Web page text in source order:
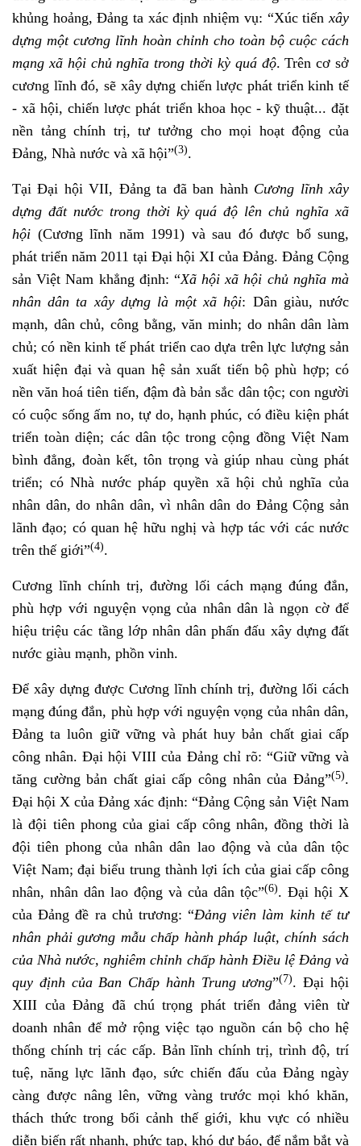
khủng hoảng, Đảng ta xác định nhiệm vụ: “Xúc tiếnxây
dựng một cương lĩnh hoàn chỉnh cho toàn bộ cuộc cách
mạng xã hội chủ nghĩa trong thời kỳ quá độ. Trên cơ sở
cương lĩnh đó, sẽ xây dựng chiến lược phát triển kinh tế
- xã hội, chiến lược phát triển khoa học - kỹ thuật... đặt
nền tảng chính trị, tư tưởng cho mọi hoạt động của
Đảng, Nhà nước và xã hội”(3).
Tại Đại hội VII, Đảng ta đã ban hànhCương lĩnh xây
dựng đất nước trong thời kỳ quá độ lên chủ nghĩa xã
hội (Cương lĩnh năm 1991) và sau đó được bổ sung,
phát triển năm 2011 tại Đại hội XI của Đảng. Đảng Cộng
sản Việt Nam khẳng định: “Xã hội xã hội chủ nghĩa mà
nhân dân ta xây dựng là một xã hội: Dân giàu, nước
mạnh, dân chủ, công bằng, văn minh; do nhân dân làm
chủ; có nền kinh tế phát triển cao dựa trên lực lượng sản
xuất hiện đại và quan hệ sản xuất tiến bộ phù hợp; có
nền văn hoá tiên tiến, đậm đà bản sắc dân tộc; con người
có cuộc sống ấm no, tự do, hạnh phúc, có điều kiện phát
triển toàn diện; các dân tộc trong cộng đồng Việt Nam
bình đẳng, đoàn kết, tôn trọng và giúp nhau cùng phát
triển; có Nhà nước pháp quyền xã hội chủ nghĩa của
nhân dân, do nhân dân, vì nhân dân do Đảng Cộng sản
lãnh đạo; có quan hệ hữu nghị và hợp tác với các nước
trên thế giới”(4).
Cương lĩnh chính trị, đường lối cách mạng đúng đắn,
phù hợp với nguyện vọng của nhân dân là ngọn cờ để
hiệu triệu các tầng lớp nhân dân phấn đấu xây dựng đất
nước giàu mạnh, phồn vinh.
Để xây dựng được Cương lĩnh chính trị, đường lối cách
mạng đúng đắn, phù hợp với nguyện vọng của nhân dân,
Đảng ta luôn giữ vững và phát huy bản chất giai cấp
công nhân. Đại hội VIII của Đảng chỉ rõ: “Giữ vững và
tăng cường bản chất giai cấp công nhân của Đảng”(5).
Đại hội X của Đảng xác định: “Đảng Cộng sản Việt Nam
là đội tiên phong của giai cấp công nhân, đồng thời là
đội tiên phong của nhân dân lao động và của dân tộc
Việt Nam; đại biểu trung thành lợi ích của giai cấp công
nhân, nhân dân lao động và của dân tộc”(6). Đại hội X
của Đảng đề ra chủ trương: “Đảng viên làm kinh tế tư
nhân phải gương mẫu chấp hành pháp luật, chính sách
của Nhà nước, nghiêm chỉnh chấp hành Ðiều lệ Ðảng và
quy định của Ban Chấp hành Trung ương”(7). Đại hội
XIII của Đảng đã chú trọng phát triển đảng viên từ
doanh nhân để mở rộng việc tạo nguồn cán bộ cho hệ
thống chính trị các cấp. Bản lĩnh chính trị, trình độ, trí
tuệ, năng lực lãnh đạo, sức chiến đấu của Đảng ngày
càng được nâng lên, vững vàng trước mọi khó khăn,
thách thức trong bối cảnh thế giới, khu vực có nhiều
diễn biến rất nhanh, phức tạp, khó dự báo, để nắm bắt và